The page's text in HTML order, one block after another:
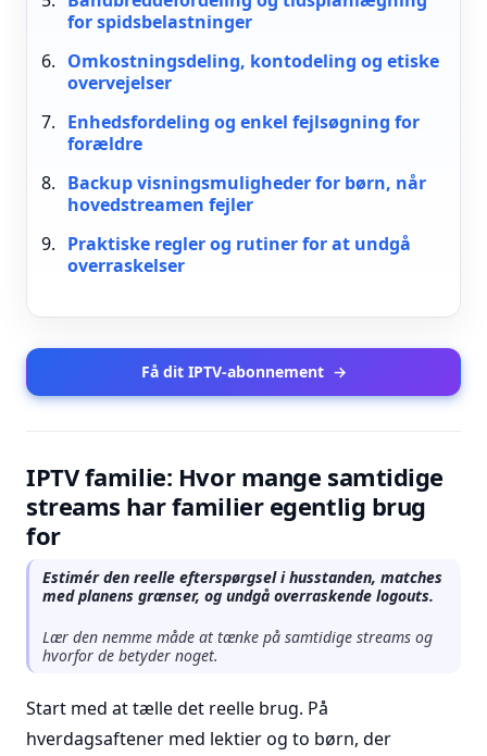
for spidsbelastninger
Omkostningsdeling, kontodeling og etiske
overvejelser
Enhedsfordeling og enkel fejlsøgning for
forældre
Backup visningsmuligheder for børn, når
hovedstreamen fejler
Praktiske regler og rutiner for at undgå
overraskelser
Få dit IPTV-abonnement →
IPTV familie: Hvor mange samtidige
streams har familier egentlig brug
for
Estimér den reelle efterspørgsel i husstanden, matches
med planens grænser, og undgå overraskende logouts.
Lær den nemme måde at tænke på samtidige streams og
hvorfor de betyder noget.
Start med at tælle det reelle brug. På
hverdagsaftener med lektier og to børn, der